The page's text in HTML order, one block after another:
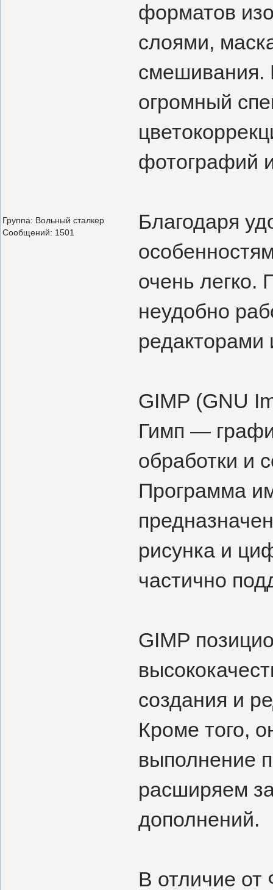
Группа: Вольный сталкер
Сообщений: 1501
форматов
слоями,
смешивания.
огромный
фотографий
Благодаря
очень легко.
неудобно
редакторами
GIMP (GNU
Гимп —
обработки и
Программа
рисунка и
частично
GIMP
создания и
Кроме того,
выполнение
расширяем
дополнений.
В отличие